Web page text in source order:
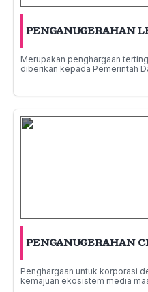
PENGANUGERAHAN
Merupakan penghargaan
diberikan kepada Pemerintah
PENGANUGERAHAN
Penghargaan untuk korporasi
kemajuan ekosistem media